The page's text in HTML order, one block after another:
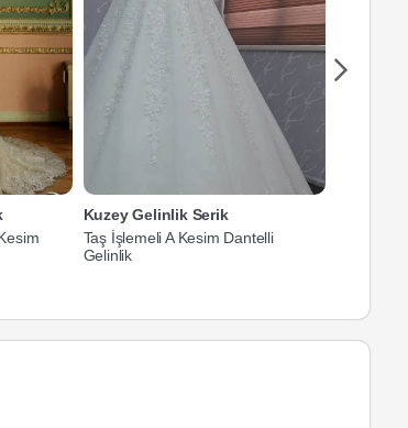
Kuzey Gelinlik Serik
Taş İşlemeli A Kesim Dantelli
Gelinlik